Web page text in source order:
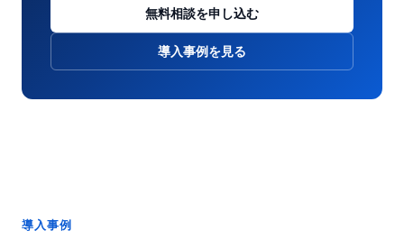
無料相談を申し込む
導入事例を見る
導入事例